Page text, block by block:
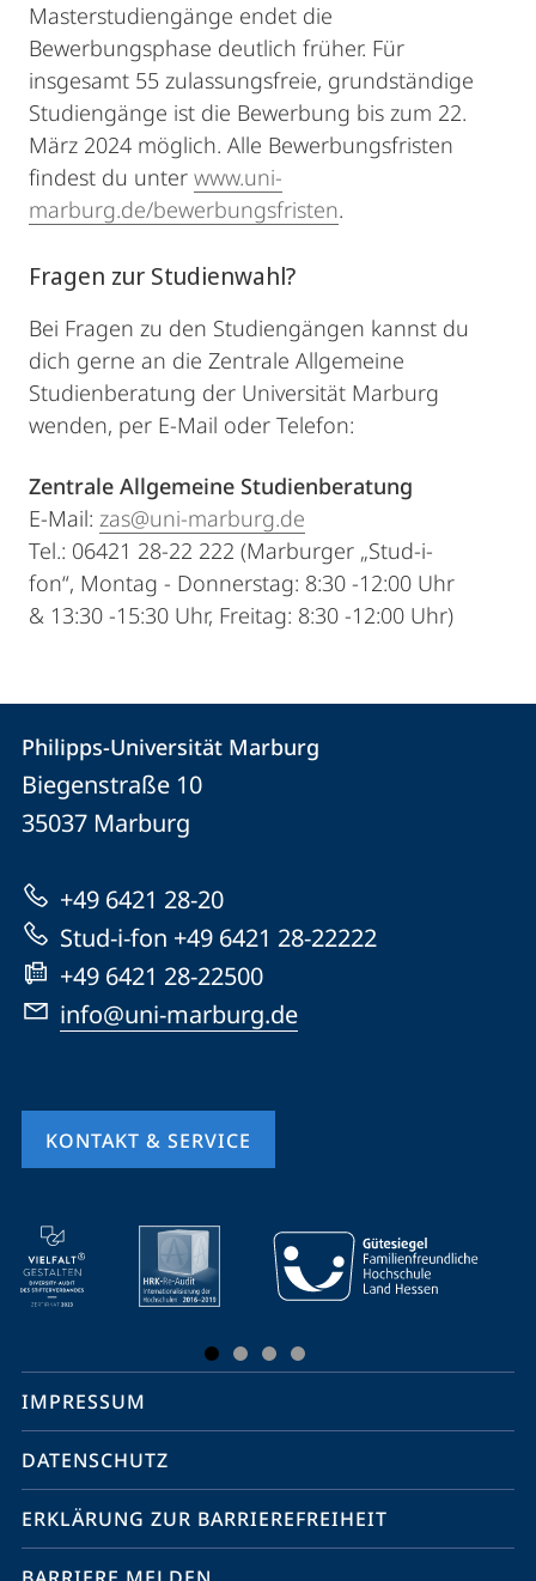
Masterstudiengänge endet die
Bewerbungsphase deutlich früher. Für
insgesamt 55 zulassungsfreie, grundständige
Studiengänge ist die Bewerbung bis zum 22.
März 2024 möglich. Alle Bewerbungsfristen
findest du unter www.uni-
marburg.de/bewerbungsfristen.
Fragen zur Studienwahl?
Bei Fragen zu den Studiengängen kannst du
dich gerne an die Zentrale Allgemeine
Studienberatung der Universität Marburg
wenden, per E-Mail oder Telefon:
Zentrale Allgemeine Studienberatung
E-Mail: zas@uni-marburg.de
Tel.: 06421 28-22 222 (Marburger „Stud-i-
fon“, Montag - Donnerstag: 8:30 -12:00 Uhr
& 13:30 -15:30 Uhr, Freitag: 8:30 -12:00 Uhr)
Kontakt
und
Informationen
zur
Website
Kontaktinformationen
Philipps-
Universität
Philipps-Universität Marburg
Biegenstraße 10
35037 Marburg
+49 6421 28-20
Stud-i-fon +49 6421 28-22222
+49 6421 28-22500
info@uni-marburg.de
KONTAKT & SERVICE
Mobile-
Service-
Navigation
Social
Media
Kontakte
IMPRESSUM
DATENSCHUTZ
ERKLÄRUNG ZUR BARRIEREFREIHEIT